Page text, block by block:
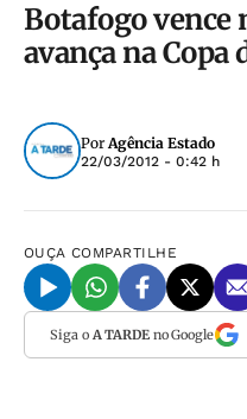
Botafogo vence
avança na Copa
PorAgência Estado
22/03/2012 - 0:42 h
OUÇA COMPARTILHE
Siga o A TARDEno Google